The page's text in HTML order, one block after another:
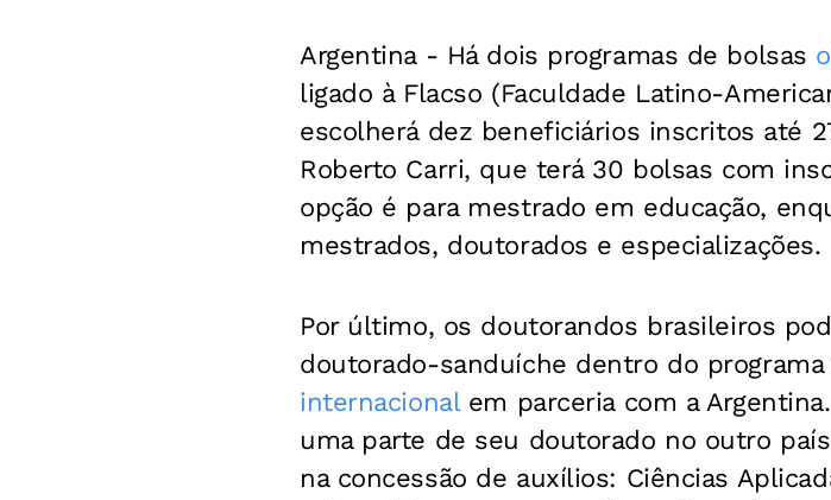
Argentina - Há dois programas de bolsas
ligado à Flacso (Faculdade Latino-
escolherá dez beneficiários inscritos até
Roberto Carri, que terá 30 bolsas com
opção é para mestrado em educação,
mestrados, doutorados e especializações.
Por último, os doutorandos brasileiros
doutorado-sanduíche dentro do programa
internacionalem parceria com a
uma parte de seu doutorado no outro
na concessão de auxílios: Ciências